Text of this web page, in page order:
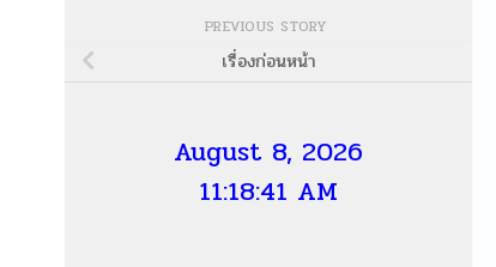
PREVIOUS STORY
เรื่องก่อนหน้า
August 8, 2026
11:18:42 AM